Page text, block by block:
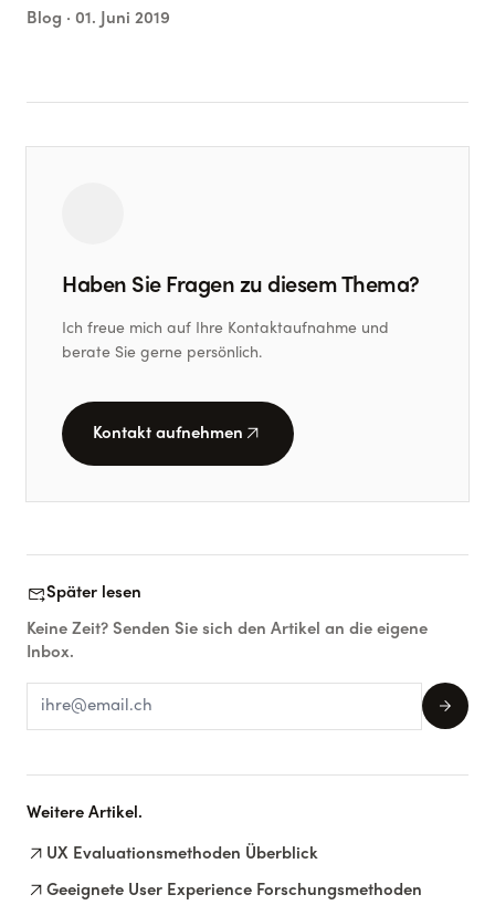
Blog · 01. Juni 2019
Haben Sie Fragen zu diesem Thema?
Ich freue mich auf Ihre Kontaktaufnahme und
berate Sie gerne persönlich.
Kontakt aufnehmen arrow_outward
forward_to_inboxSpäter lesen
Keine Zeit? Senden Sie sich den Artikel an die eigene
Inbox.
arrow_forward
Weitere Artikel.
arrow_outward UX Evaluationsmethoden Überblick
arrow_outward Geeignete User Experience Forschungsmethoden